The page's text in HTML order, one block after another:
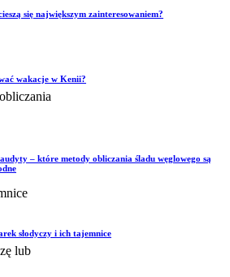
się największym zainteresowaniem?
wakacje w Kenii?
– które metody obliczania śladu węglowego są
słodyczy i ich tajemnice